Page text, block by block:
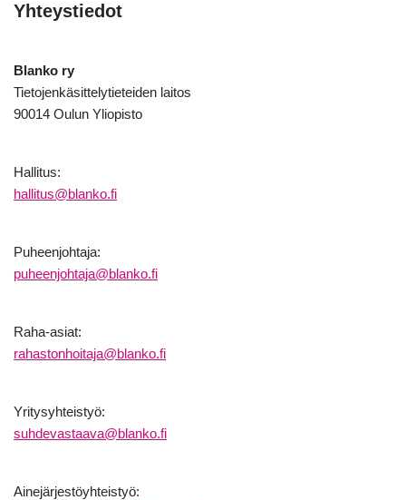
Yhteystiedot
Blanko ry
Tietojenkäsittelytieteiden laitos
90014 Oulun Yliopisto
Hallitus:
hallitus@blanko.fi
Puheenjohtaja:
puheenjohtaja@blanko.fi
Raha-asiat:
rahastonhoitaja@blanko.fi
Yritysyhteistyö:
suhdevastaava@blanko.fi
Ainejärjestöyhteistyö: